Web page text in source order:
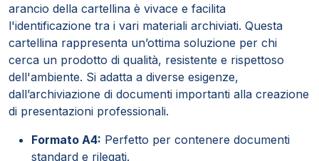
arancio della cartellina è vivace e facilita
l'identificazione tra i vari materiali archiviati. Questa
cartellina rappresenta un’ottima soluzione per chi
cerca un prodotto di qualità, resistente e rispettoso
dell'ambiente. Si adatta a diverse esigenze,
dall’archiviazione di documenti importanti alla creazione
di presentazioni professionali.
Formato A4: Perfetto per contenere documenti
standard e rilegati.